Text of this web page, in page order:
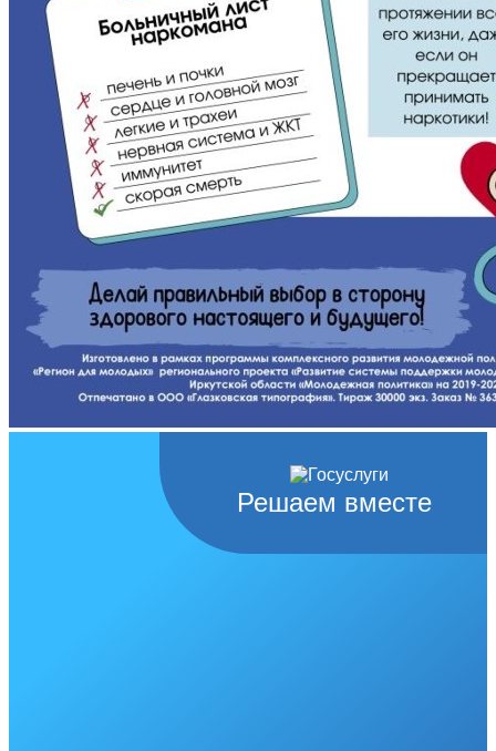
Решаем вместе